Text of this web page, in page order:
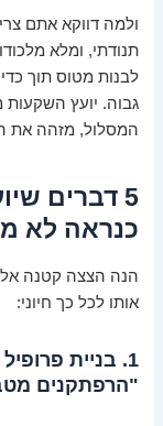
ולמה דווקא אתם
תנודתי, ומלא
לבנות מטוס תוך
גבוה. יועץ השקעות
המסלול, מזהה את
5 דברים
כנראה לא
הנה הצצה קטנה אל
אותו לכל כך חיוני:
1. בניית
"הרפתקנים